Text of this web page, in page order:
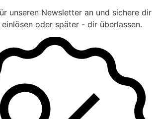
unseren Newsletter an und sichere dir
oder später - dir überlassen.